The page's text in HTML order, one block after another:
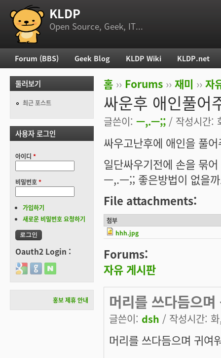
부 메뉴 KLDP
Open Source, Geek, IT...
현재 위치
홈 ›› Forums ›› 재미 ›› 자
싸운후 애인풀어
글쓴이: ㅡ,.ㅡ;; / 작성시간:
싸우고난후에 애인을 풀
일단싸우기전에 손을 묶
ㅡ,.ㅡ;; 좋은방법이 없을
File attachments:
첨부
hhh.jpg
Forums:
자유 게시판
머리를 쓰다듬으
글쓴이: dsh / 작성시간:
머리를 쓰다듬으며 귀여
주 메뉴
Forum (BBS) Geek Blog KLDP Wiki KLDP.net
둘러보기
최근 포스트
사용자 로그인
아이디 *
비밀번호*
가입하기
새로운 비밀번호 요청하기
Oauth2 Login :
Login with Google
Login with GitHub
Login with Naver
홍보 제휴 안내